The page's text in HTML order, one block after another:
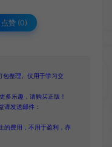
点赞 (0)
包整理。仅用于学习交
多乐趣，请购买正版！
请发送邮件：
的费用，不用于盈利，亦